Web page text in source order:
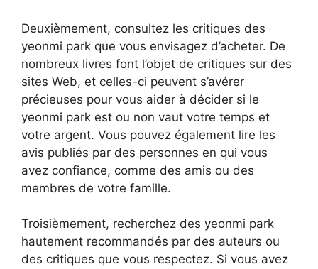
Deuxièmement, consultez les critiques des
yeonmi park que vous envisagez d’acheter. De
nombreux livres font l’objet de critiques sur des
sites Web, et celles-ci peuvent s’avérer
précieuses pour vous aider à décider si le
yeonmi park est ou non vaut votre temps et
votre argent. Vous pouvez également lire les
avis publiés par des personnes en qui vous
avez confiance, comme des amis ou des
membres de votre famille.
Troisièmement, recherchez des yeonmi park
hautement recommandés par des auteurs ou
des critiques que vous respectez. Si vous avez